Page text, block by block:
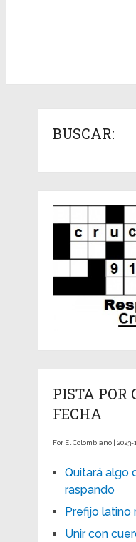
BUSCAR:
PISTA POR
FECHA
For El Colombiano | 2023-
Quitará algo
raspando
Prefijo latino
Unir con